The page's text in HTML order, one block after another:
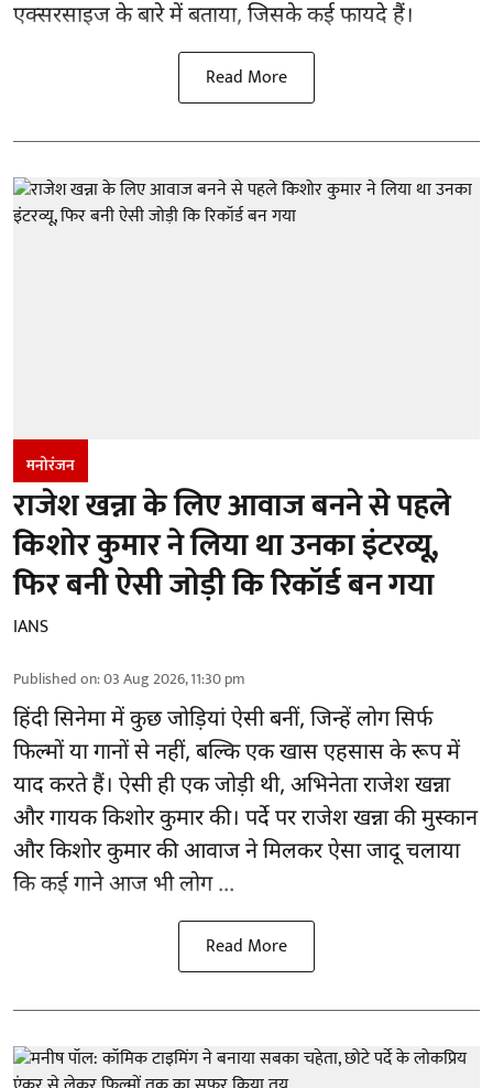
एक्सरसाइज के बारे में बताया, जिसके कई फायदे हैं।
Read More
मनोरंजन
राजेश खन्ना के लिए आवाज बनने से पहले
किशोर कुमार ने लिया था उनका इंटरव्यू,
फिर बनी ऐसी जोड़ी कि रिकॉर्ड बन गया
IANS
Published on:03 Aug 2026, 11:30 pm
हिंदी सिनेमा में कुछ जोड़ियां ऐसी बनीं, जिन्हें लोग सिर्फ
फिल्मों या गानों से नहीं, बल्कि एक खास एहसास के रूप में
याद करते हैं। ऐसी ही एक जोड़ी थी, अभिनेता राजेश खन्ना
और गायक किशोर कुमार की। पर्दे पर राजेश खन्ना की मुस्कान
और किशोर कुमार कीआवाजने मिलकर ऐसा जादू चलाया
कि कई गाने आज भी लोग ...
Read More